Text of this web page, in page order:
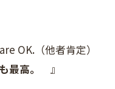
OK.（他者肯定）
最高。 』